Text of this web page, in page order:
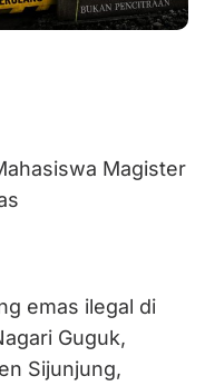
Magister
emas ilegal di
Guguk,
Sijunjung,